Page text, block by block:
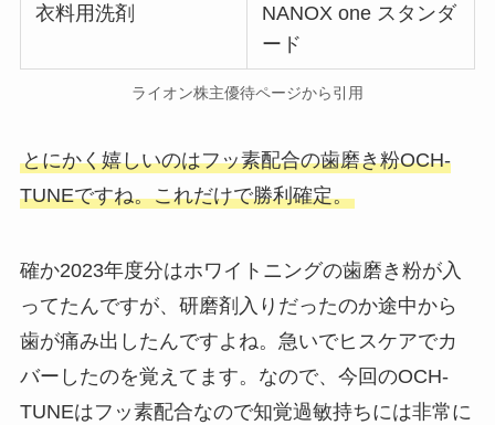
衣料用洗剤
NANOX one スタンダ
ード
ライオン株主優待ページから引用
とにかく嬉しいのはフッ素配合の歯磨き粉OCH-
TUNEですね。これだけで勝利確定。
確か2023年度分はホワイトニングの歯磨き粉が入
ってたんですが、研磨剤入りだったのか途中から
歯が痛み出したんですよね。急いでヒスケアでカ
バーしたのを覚えてます。なので、今回のOCH-
TUNEはフッ素配合なので知覚過敏持ちには非常に